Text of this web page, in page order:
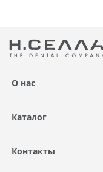
О нас
Каталог
Контакты